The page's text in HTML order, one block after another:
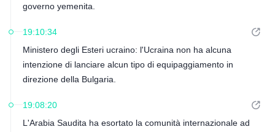
governo yemenita.
19:10:34
Ministero degli Esteri ucraino: l'Ucraina non ha alcuna
intenzione di lanciare alcun tipo di equipaggiamento in
direzione della Bulgaria.
19:08:20
L'Arabia Saudita ha esortato la comunità internazionale ad